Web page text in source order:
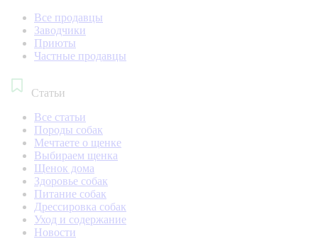
Все продавцы
Заводчики
Приюты
Частные продавцы
Статьи
Все статьи
Породы собак
Мечтаете о щенке
Выбираем щенка
Щенок дома
Здоровье собак
Питание собак
Дрессировка собак
Уход и содержание
Новости